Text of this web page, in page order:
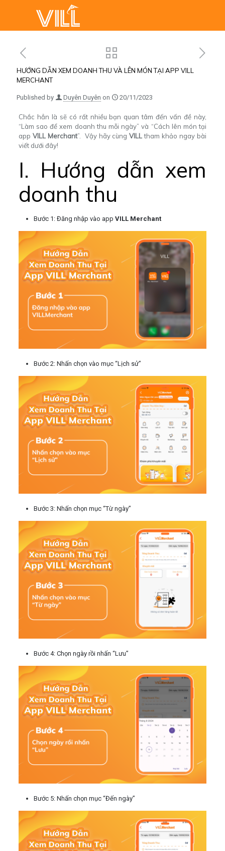
HƯỚNG DẪN XEM DOANH THU VÀ LÊN MÓN TẠI APP VILL
MERCHANT
Published by Duyên Duyên on 20/11/2023
Chắc hẳn là sẽ có rất nhiều bạn quan tâm đến vấn đề này,
“Làm sao để xem doanh thu mỗi ngày” và “Cách lên món tại
app VILL Merchant”. Vậy hãy cùngVILLtham khảo ngay bài
viết dưới đây!
I. Hướng dẫn xem
doanh thu
Bước 1: Đăng nhập vào app VILL Merchant
Bước 2: Nhấn chọn vào mục “Lịch sử”
Bước 3: Nhấn chọn mục “Từ ngày”
Bước 4: Chọn ngày rồi nhấn “Lưu”
Bước 5: Nhấn chọn mục “Đến ngày”